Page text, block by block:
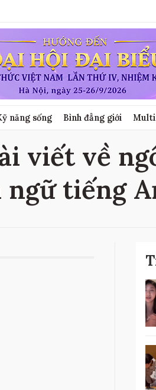
năng sống Bình đẳng giới
viết về
tiếng